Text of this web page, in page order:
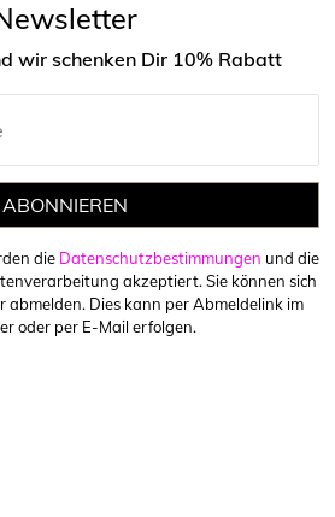
wir schenken Dir 10% Rabatt
ABONNIEREN
die Datenschutzbestimmungen und die
akzeptiert. Sie können sich
abmelden. Dies kann per Abmeldelink im
oder per E-Mail erfolgen.